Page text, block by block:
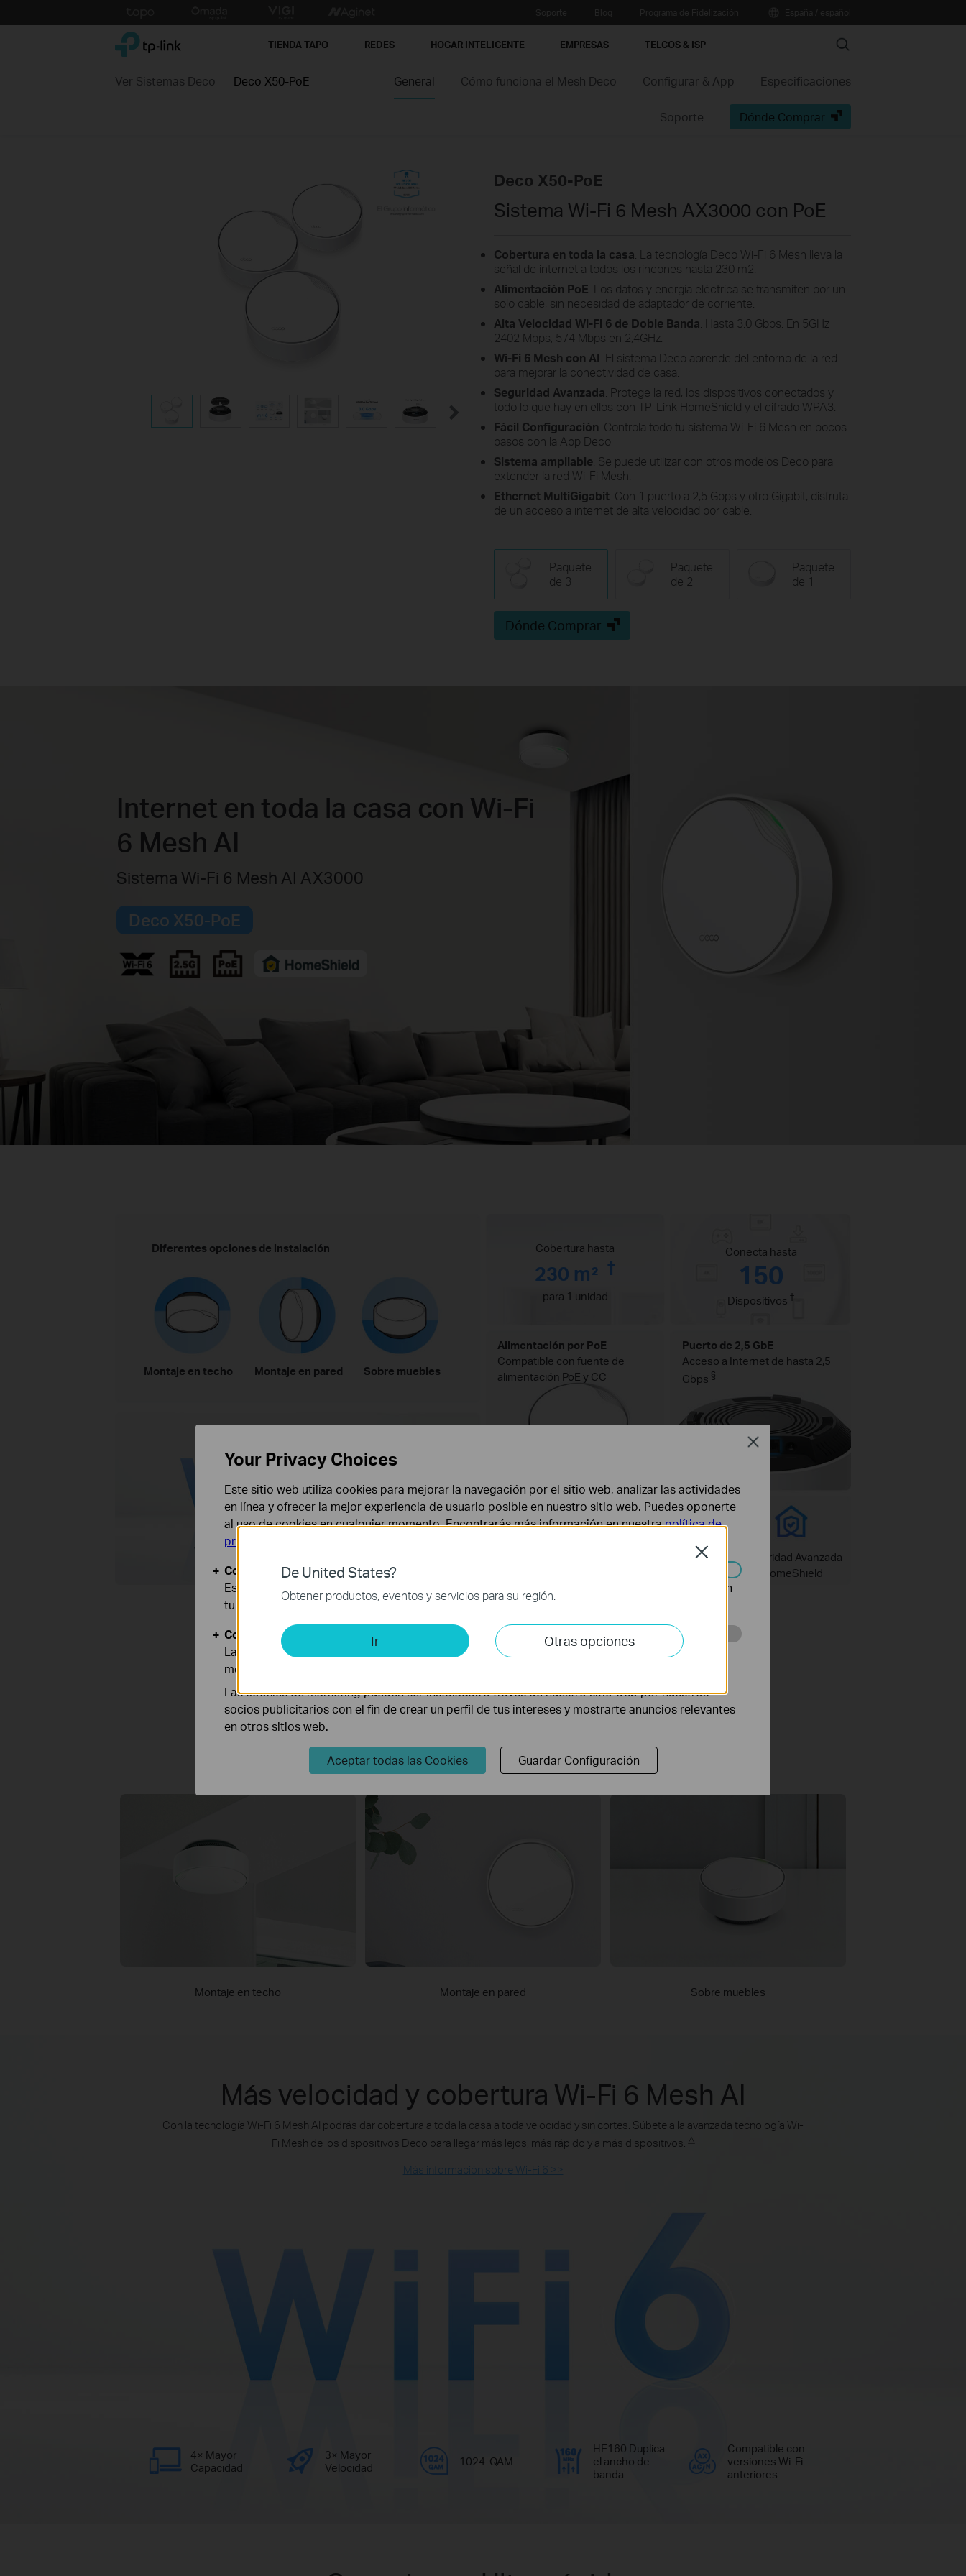
to
TP-Link, Reliably Smart TIENDA TAPO REDES HOGAR INTELIGENTE EMPRESAS TELCOS & ISP Search
Ver Sistemas Deco Deco X50-PoE General Cómo funciona el Mesh Deco Configurar & App Especificaciones
Soporte Dónde Comprar
Deco X50-PoE
Sistema Wi-Fi 6 Mesh AX3000 con PoE
Cobertura en toda la casa . La tecnología Deco Wi-Fi 6 Mesh lleva la
señal de internet a todos los rincones hasta 230 m2.
Alimentación PoE . Los datos y energía eléctrica se transmiten por un
solo cable, sin necesidad de adaptador de corriente.
Alta Velocidad Wi-Fi 6 de Doble Banda . Hasta 3.0 Gbps. En 5GHz
2402 Mbps, 574 Mbps en 2,4GHz.
Wi-Fi 6 Mesh con AI . El sistema Deco aprende del entorno de la red
para mejorar la conectividad de casa.
Seguridad Avanzada . Protege la red, los dispositivos conectados y
todo lo que hay en ellos con TP-Link HomeShield y el cifrado WPA3.
Fácil Configuración . Controla todo tu sistema Wi-Fi 6 Mesh en pocos
pasos con la App Deco
Sistema ampliable . Se puede utilizar con otros modelos Deco para
extender la red Wi-Fi Mesh.
Ethernet MultiGigabit . Con 1 puerto a 2,5 Gbps y otro Gigabit, disfruta
de un acceso a internet de alta velocidad por cable.
Paquete
de 3
Paquete
de 2
Paquete
de 1
Dónde Comprar
Internet en toda la casa con Wi-Fi
6 Mesh AI
Sistema Wi-Fi 6 Mesh AI AX3000
Deco X50-PoE
Diferentes opciones de instalación
Montaje en techo Montaje en pared Sobre muebles
Wi-Fi 6 Doble Banda
Cobertura hasta
230 m² †
para 1 unidad
Conecta hasta
150
Dispositivos†
Alimentación por PoE
Compatible con fuente de
alimentación PoE y CC
Puerto de 2,5 GbE
Acceso a Internet de hasta 2,5
Gbps §
Wi-Fi 6 Mesh AI
Seguridad Avanzada
HomeShield
Libertad de montaje
Nuestros kits de montaje permiten instalar Deco X50-PoE en techos, paredes o directamente sobre muebles.
Montaje en techo Montaje en pared Sobre muebles
Más velocidad y cobertura Wi-Fi 6 Mesh AI
Con la tecnología Wi-Fi 6 Mesh AI podrás dar cobertura a toda la casa a toda velocidad y sin cortes. Súbete a la avanzada tecnología Wi-
Fi Mesh de los dispositivos Deco para llegar más lejos, más rápido y a más dispositivos. △
Más información sobre Wi-Fi 6 >>
4× Mayor
Capacidad
3× Mayor
Velocidad
1024-QAM
HE160 Duplica
el ancho de
banda
Compatible con
versiones Wi-Fi
anteriores
De United States?
Obtener productos, eventos y servicios para su región.
Ir Otras opciones
Close
Your Privacy Choices
Este sitio web utiliza cookies para mejorar la navegación por el sitio web, analizar las actividades
en línea y ofrecer la mejor experiencia de usuario posible en nuestro sitio web. Puedes oponerte
al uso de cookies en cualquier momento. Encontrarás más información en nuestrapolítica de
privacidad
Cookies Básicas
Estas cookies son necesarias para el funcionamiento del sitio web y no pueden desactivarse en
tu sistema.
Cookies de Análisis y de Marketing
Las cookies de análisis nos permiten analizar tus actividades en nuestro sitio web con el fin de
mejorar y adaptar la funcionalidad del mismo.
Las cookies de marketing pueden ser instaladas a través de nuestro sitio web por nuestros
socios publicitarios con el fin de crear un perfil de tus intereses y mostrarte anuncios relevantes
en otros sitios web.
Aceptar todas las Cookies Guardar Configuración
Close